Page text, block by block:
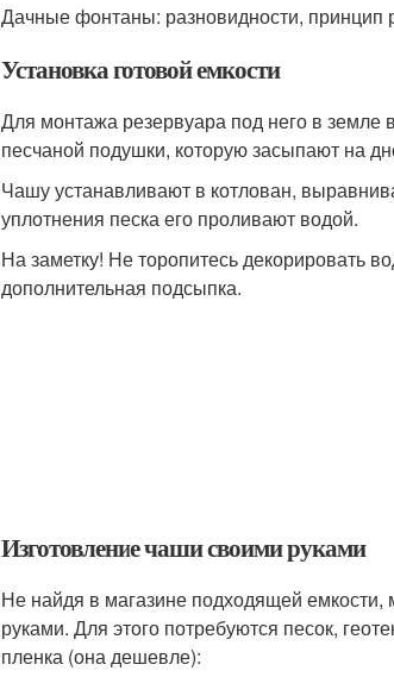
Дачные фонтаны: разновидности,
Установка готовой емкости
Для монтажа резервуара под него в земле
песчаной подушки, которую засыпают на
Чашу устанавливают в котлован,
уплотнения песка его проливают водой.
На заметку! Не торопитесь декорировать
дополнительная подсыпка.
Изготовление чаши своими руками
Не найдя в магазине подходящей емкости,
руками. Для этого потребуются песок,
пленка (она дешевле):